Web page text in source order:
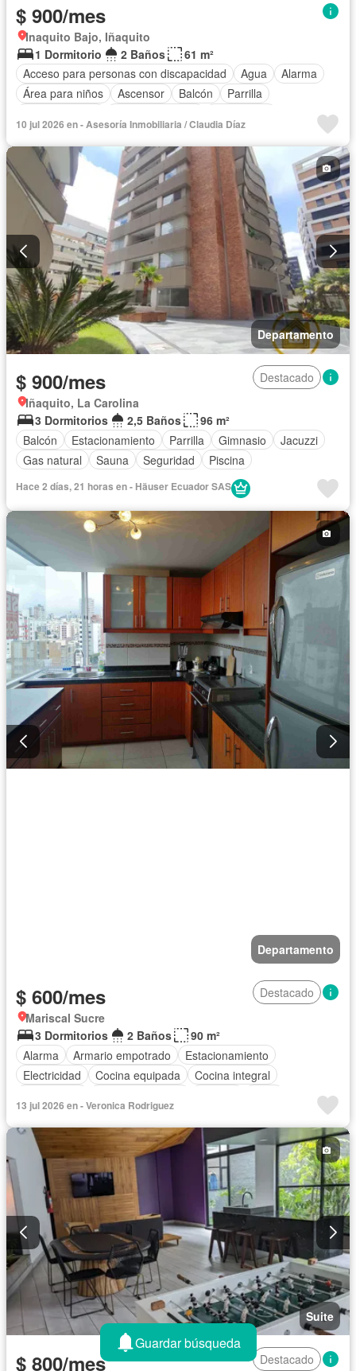
$ 900/mes
Inaquito Bajo, Iñaquito
1 Dormitorio
2 Baños
61 m²
Acceso para personas con discapacidad
Agua
Alarma
Área para niños
Ascensor Balcón
Parrilla
Estacionamiento
Gas natural
Gimnasio
Garita de guardianía
Piscina Conserje
Sauna
Seguridad
Terraza
Vista panorámica
Completamente amoblado
10 jul 2026 en - Asesoría Inmobiliaria / Claudia Díaz
Departamento
$ 900/mes
Destacado
Iñaquito, La Carolina
3 Dormitorios
2,5 Baños
96 m²
Balcón
Estacionamiento Parrilla Gimnasio
Jacuzzi
Gas natural
Sauna Seguridad Piscina
Hace 2 días, 21 horas en - Häuser Ecuador SAS
Departamento
$ 600/mes
Destacado
Mariscal Sucre
3 Dormitorios
2 Baños
90 m²
Alarma
Armario empotrado
Estacionamiento
Electricidad
Cocina equipada
Cocina integral
Área para niños
Acceso para personas con discapacidad
Garita de guardianía
Gimnasio Ascensor
Seguridad
Parrilla
Completamente amoblado
13 jul 2026 en - Veronica Rodriguez
Suite
$ 800/mes Destacado
Guardar búsqueda